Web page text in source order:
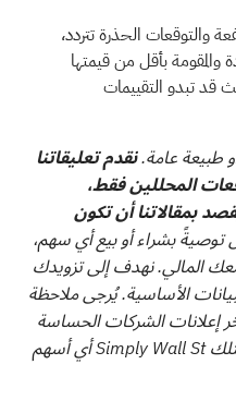
والتوقعات الحذرة تتردد،
الجودة والمقومة بأقل من قيمتها
قد تبدو التقييمات
نقدم تعليقاتنا
المحللين فقط،
بمقالاتنا أن تكون
توصيةً بشراء أو بيع أي سهم،
المالي. نهدف إلى تزويدك
الأساسية. يُرجى ملاحظة
إعلانات الشركات الحساسة
للسعر أو المعلومات النوعية. لا تمتلك Simply Wall St أي أسهم